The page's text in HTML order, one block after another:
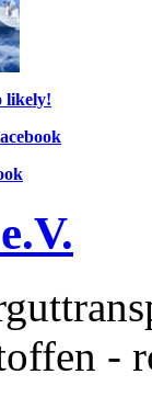
likely!
-